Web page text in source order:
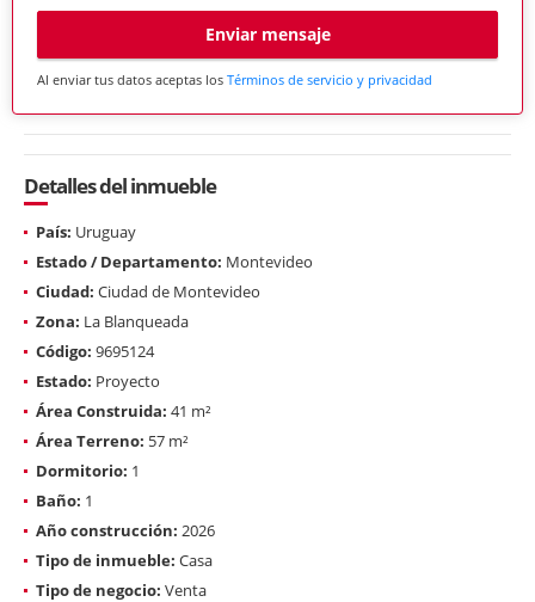
Enviar mensaje
Al enviar tus datos aceptas los Términos de servicio y privacidad
Detalles del inmueble
País: Uruguay
Estado / Departamento: Montevideo
Ciudad: Ciudad de Montevideo
Zona: La Blanqueada
Código: 9695124
Estado: Proyecto
Área Construida: 41 m²
Área Terreno: 57 m²
Dormitorio: 1
Baño: 1
Año construcción: 2026
Tipo de inmueble: Casa
Tipo de negocio: Venta